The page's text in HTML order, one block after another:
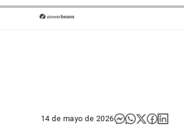
14 de mayo de 2026